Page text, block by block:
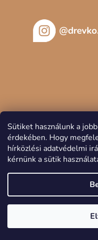
Sütiket használunk a
érdekében. Hogy
hírközlési adatvédelmi
kérnünk a sütik